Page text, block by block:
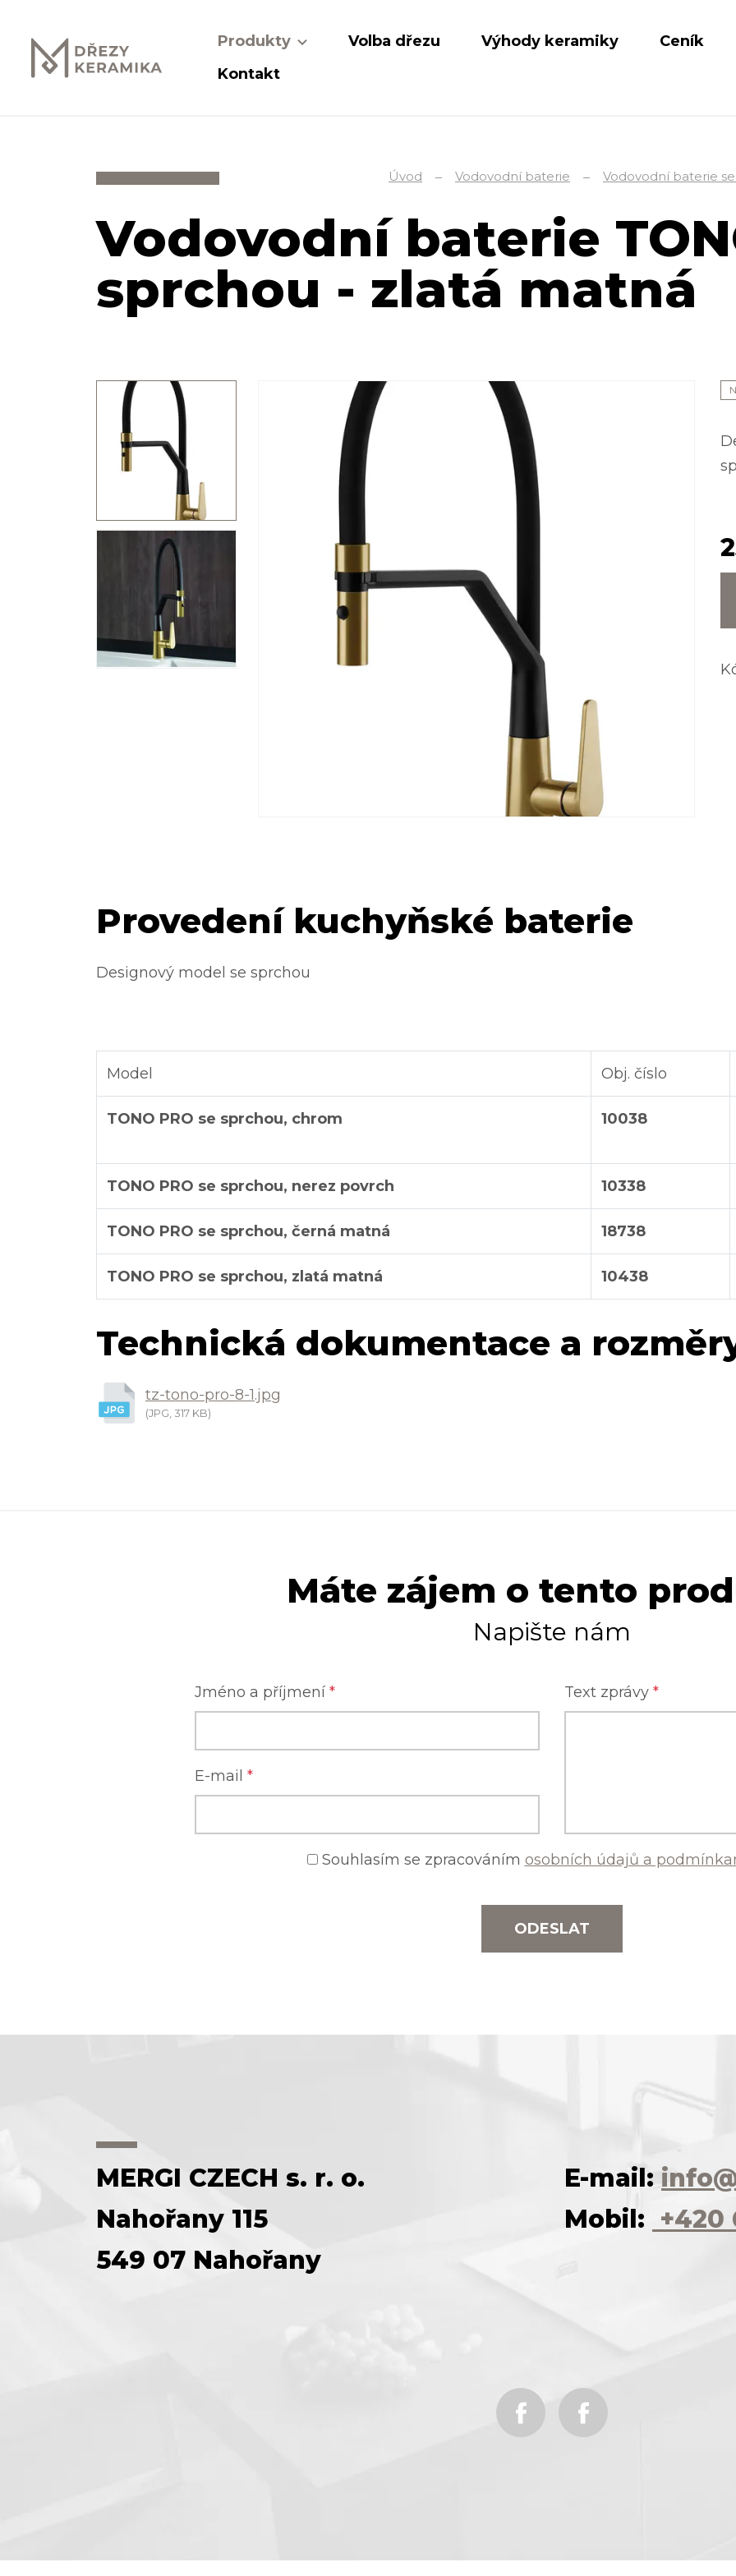
Produkty Volba dřezu Výhody keramiky Ceník
Kontakt
Úvod Vodovodní baterie Vodovodní baterie
Vodovodní baterie
sprchou - zlatá matná
Provedení kuchyňské baterie
Designový model se sprchou
Model Obj. číslo
TONO PRO se sprchou, chrom 10038
TONO PRO se sprchou, nerez povrch 10338
TONO PRO se sprchou, černá matná 18738
TONO PRO se sprchou, zlatá matná 10438
Technická dokumentace a
tz-tono-pro-8-1.jpg
(JPG, 317 KB)
Máte zájem o tento
Napište nám
Jméno a příjmení *
E-mail *
Text zprávy *
Souhlasím se zpracováním osobních údajů a
ODESLAT
MERGI CZECH s. r. o.
Nahořany 115
549 07 Nahořany
E-mail:
Mobil: +420